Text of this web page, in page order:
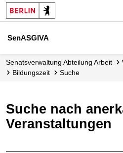
SenASGIVA
Senats­verwaltung Abteilung Arbeit
Bildungszeit
Suche
Suche nach anerkannten
Veranstaltungen